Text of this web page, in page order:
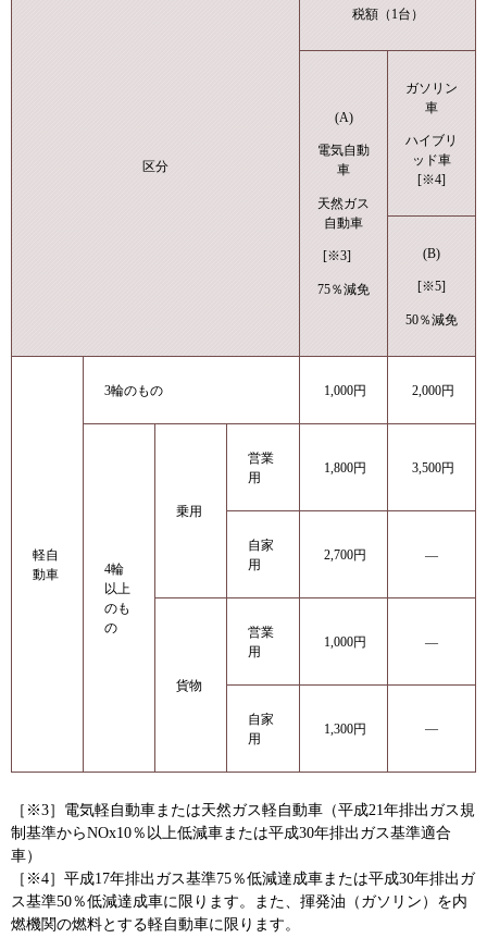
区分
税額（1台）
(A)
電気自動
車
天然ガス
自動車
[※3]
75％減免
ガソリン
車
ハイブリ
ッド車
[※4]
(B)
[※5]
50％減免
軽自
動車
3輪のもの 1,000円 2,000円
4輪
以上
のも
の
乗用
営業
用
1,800円 3,500円
自家
用
2,700円 ―
貨物
営業
用
1,000円 ―
自家
用
1,300円 ―
［※3］電気軽自動車または天然ガス軽自動車（平成21年排出ガス規
制基準からNOx10％以上低減車または平成30年排出ガス基準適合
車）
［※4］平成17年排出ガス基準75％低減達成車または平成30年排出ガ
ス基準50％低減達成車に限ります。また、揮発油（ガソリン）を内
燃機関の燃料とする軽自動車に限ります。